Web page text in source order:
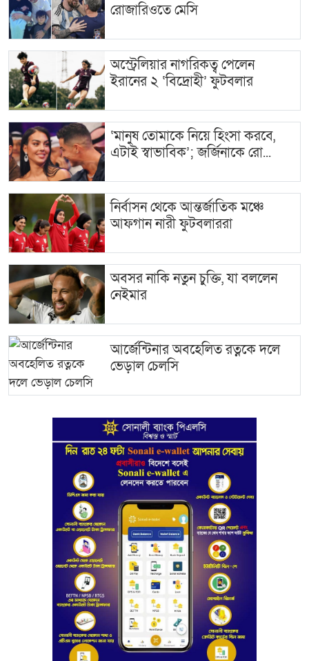
রোজারিওতে মেসি
অস্ট্রেলিয়ার নাগরিকত্ব পেলেন
ইরানের ২ ‘বিদ্রোহী’ ফুটবলার
‘মানুষ তোমাকে নিয়ে হিংসা করবে,
এটাই স্বাভাবিক’; জর্জিনাকে রো...
নির্বাসন থেকে আন্তর্জাতিক মঞ্চে
আফগান নারী ফুটবলাররা
অবসর নাকি নতুন চুক্তি, যা বললেন
নেইমার
আর্জেন্টিনার অবহেলিত রত্নকে দলে
ভেড়াল চেলসি